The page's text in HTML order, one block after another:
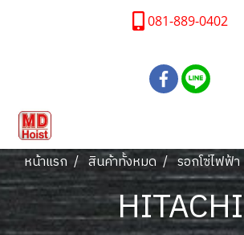
081-889-0402
หน้าแรก สินค้าทั้งหมด รอกโซ่ไฟฟ้า
HITACHI